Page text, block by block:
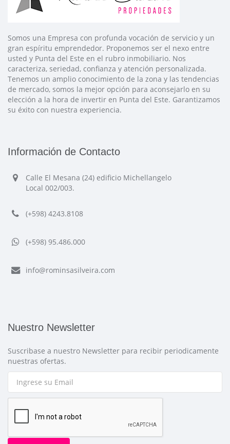
Somos una Empresa con profunda vocación de servicio y un
gran espíritu emprendedor. Proponemos ser el nexo entre
usted y Punta del Este en el rubro inmobiliario. Nos
caracteriza, seriedad, confianza y atención personalizada.
Tenemos un amplio conocimiento de la zona y las tendencias
de mercado, somos la mejor opción para aconsejarlo en su
elección a la hora de invertir en Punta del Este. Garantizamos
su éxito con nuestra experiencia.
Información de Contacto
Calle El Mesana (24) edificio Michellangelo
Local 002/003.
(+598) 4243.8108
(+598) 95.486.000
info@rominsasilveira.com
Nuestro Newsletter
Suscribase a nuestro Newsletter para recibir periodicamente
nuestras ofertas.